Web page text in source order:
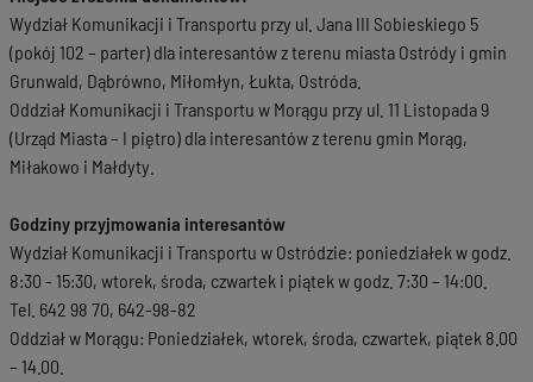
Wydział Komunikacji i Transportu przy ul. Jana III Sobieskiego 5
(pokój 102 – parter) dla interesantów z terenu miasta Ostródy i gmin
Grunwald, Dąbrówno, Miłomłyn, Łukta, Ostróda.
Oddział Komunikacji i Transportu w Morągu przy ul. 11 Listopada 9
(Urząd Miasta – I piętro) dla interesantów z terenu gmin Morąg,
Miłakowo i Małdyty.
Godziny przyjmowania interesantów
Wydział Komunikacji i Transportu w Ostródzie: poniedziałek w godz.
8:30 - 15:30, wtorek, środa, czwartek i piątek w godz. 7:30 – 14:00.
Tel. 642 98 70, 642-98-82
Oddział w Morągu: Poniedziałek, wtorek, środa, czwartek, piątek 8.00
– 14.00.